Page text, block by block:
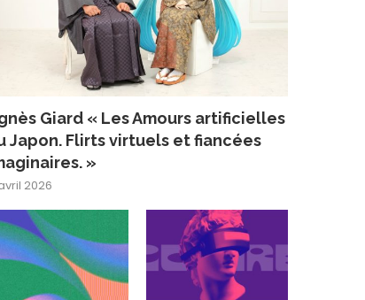
Giard « Les Amours artificielles
Japon. Flirts virtuels et fiancées
»
2026